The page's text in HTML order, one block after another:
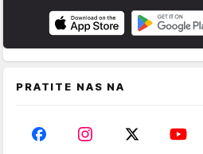
PRATITE NAS NA